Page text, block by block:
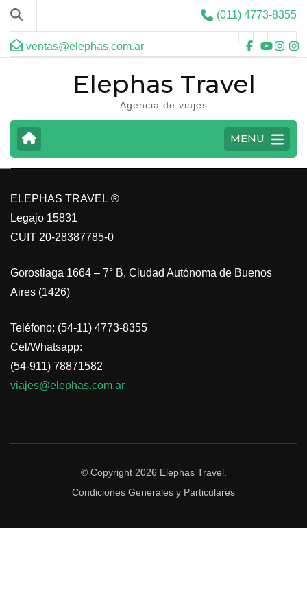
(011) 4773-8355
ventas@elephas.com.ar
Elephas Travel
Agencia de viajes
MENU
ELEPHAS TRAVEL ®
Legajo 15831
CUIT 20-28387785-0
Gorostiaga 1664 – 7° B, Ciudad Autónoma de Buenos
Aires (1426)
Teléfono: (54-11) 4773-8355
Cel/Whatsapp:
(54-911) 78871582
viajes@elephas.com.ar
© Copyright 2026 Elephas Travel.
Condiciones Generales y Particulares